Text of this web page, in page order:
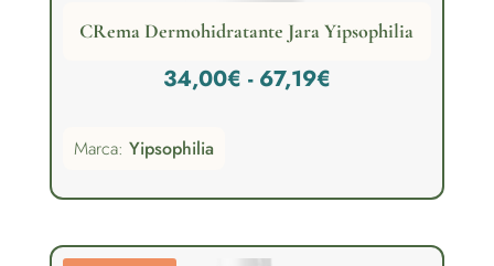
CRema Dermohidratante Jara Yipsophilia
34,00€ - 67,19€Rango
desde
Marca: Yipsophilia